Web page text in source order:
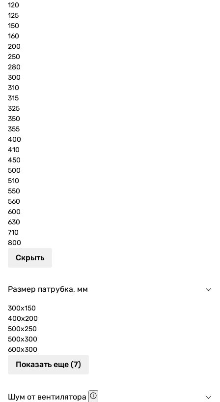
120
125
150
160
200
250
280
300
310
315
325
350
355
400
410
450
500
510
550
560
600
630
710
800
Скрыть
Размер патрубка, мм
300x150
400x200
500x250
500x300
600x300
Показать еще (7)
Шум от вентилятора